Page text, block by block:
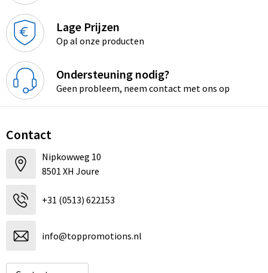
Lage Prijzen
Op al onze producten
Ondersteuning nodig?
Geen probleem, neem contact met ons op
Contact
Nipkowweg 10
8501 XH Joure
+31 (0513) 622153
info@toppromotions.nl